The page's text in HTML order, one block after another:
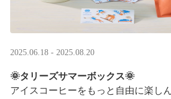
2025.06.18 - 2025.08.20
🌞タリーズサマーボックス🌞
アイスコーヒーをもっと自由に楽し